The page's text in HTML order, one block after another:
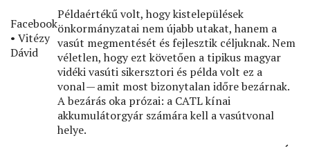
Facebook
• Vitézy
Dávid
Példaértékű volt, hogy kistelepülések
önkormányzatai nem újabb utakat, hanem a
vasút megmentését és fejlesztik céljuknak. Nem
véletlen, hogy ezt követően a tipikus magyar
vidéki vasúti sikersztori és példa volt ez a
vonal — amit most bizonytalan időre bezárnak.
A bezárás oka prózai: a CATL kínai
akkumulátorgyár számára kell a vasútvonal
helye.